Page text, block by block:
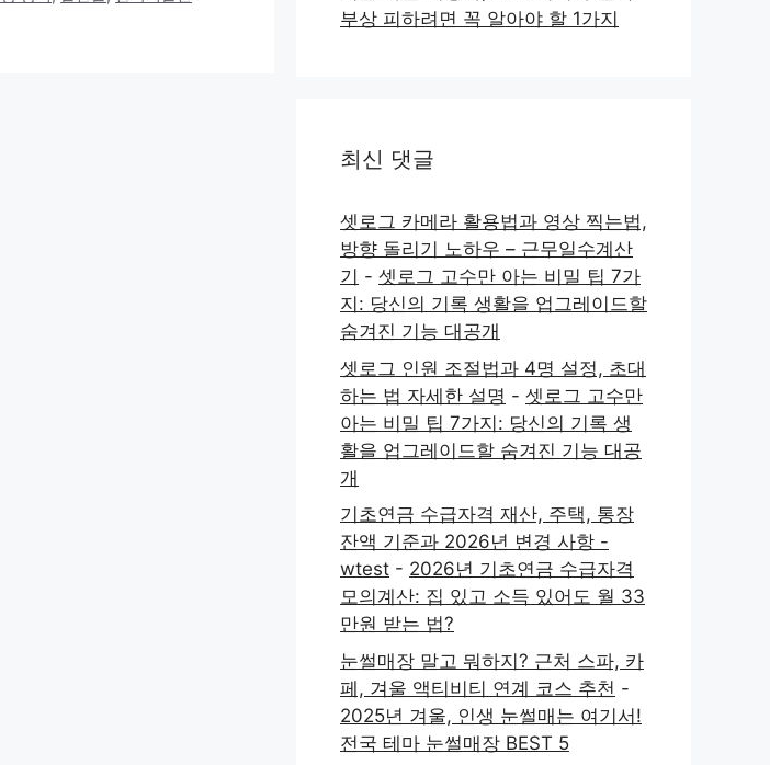
부상 피하려면 꼭 알아야 할 1가지
최신 댓글
셋로그 카메라 활용법과 영상 찍는법,
방향 돌리기 노하우 – 근무일수계산
기 - 셋로그 고수만 아는 비밀 팁 7가
지: 당신의 기록 생활을 업그레이드할
숨겨진 기능 대공개
셋로그 인원 조절법과 4명 설정, 초대
하는 법 자세한 설명 - 셋로그 고수만
아는 비밀 팁 7가지: 당신의 기록 생
활을 업그레이드할 숨겨진 기능 대공
개
기초연금 수급자격 재산, 주택, 통장
잔액 기준과 2026년 변경 사항 -
wtest - 2026년 기초연금 수급자격
모의계산: 집 있고 소득 있어도 월 33
만원 받는 법?
눈썰매장 말고 뭐하지? 근처 스파, 카
페, 겨울 액티비티 연계 코스 추천 -
2025년 겨울, 인생 눈썰매는 여기서!
전국 테마 눈썰매장 BEST 5